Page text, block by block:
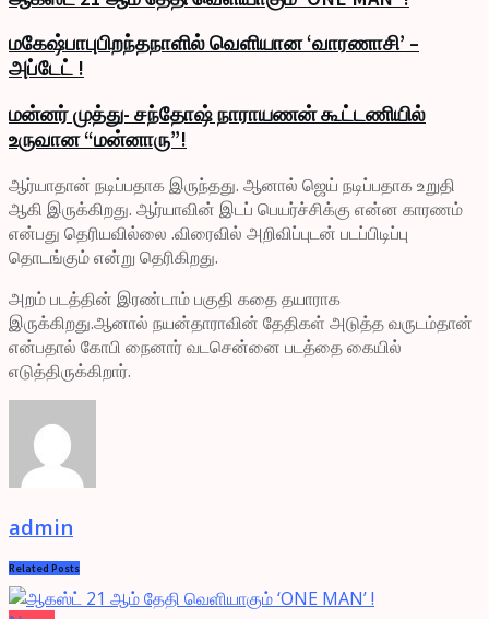
மகேஷ்பாபுபிறந்தநாளில் வெளியான ‘வாரணாசி’ –
அப்டேட் !
மன்னர் முத்து- சந்தோஷ் நாராயணன் கூட்டணியில்
உருவான “மன்னாரு”!
ஆர்யாதான் நடிப்பதாக இருந்தது. ஆனால் ஜெய் நடிப்பதாக உறுதி
ஆகி இருக்கிறது. ஆர்யாவின் இடப் பெயர்ச்சிக்கு என்ன காரணம்
என்பது தெரியவில்லை .விரைவில் அறிவிப்புடன் படப்பிடிப்பு
தொடங்கும் என்று தெரிகிறது.
அறம் படத்தின் இரண்டாம் பகுதி கதை தயாராக
இருக்கிறது.ஆனால் நயன்தாராவின் தேதிகள் அடுத்த வருடம்தான்
என்பதால் கோபி நைனார் வடசென்னை படத்தை கையில்
எடுத்திருக்கிறார்.
admin
Related Posts